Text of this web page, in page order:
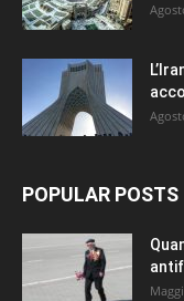
POPULAR POSTS